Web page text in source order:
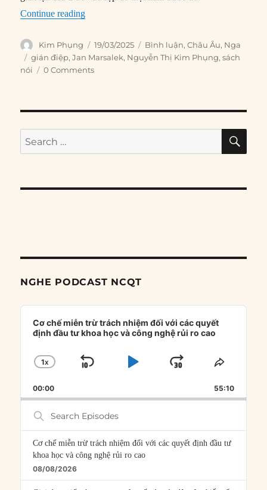
Continue reading“Vị giám đốc Wirecard đào tẩu, tình báo Nga,
Author
Kim Phụng
Posted
on
19/03/2025 Categories
Bình luận,Châu Âu, Nga
Tags
gián điệp,Jan Marsalek, Nguyễn Thị Kim Phụng,sách
nói
0 Comments
Search
for:
NGHE PODCAST NCQT
Audio
Player
Cơ chế miễn trừ trách nhiệm đối với các quyết
định đầu tư khoa học và công nghệ rủi ro cao
CHANGE
RATE
1X
SKIP
PLAYJUMP
FORWARD
SHARE
00:00 55:10
Search
Episodes
Cơ chế miễn trừ trách nhiệm đối với các quyết định đầu tư
khoa học và công nghệ rủi ro cao
08/08/2026